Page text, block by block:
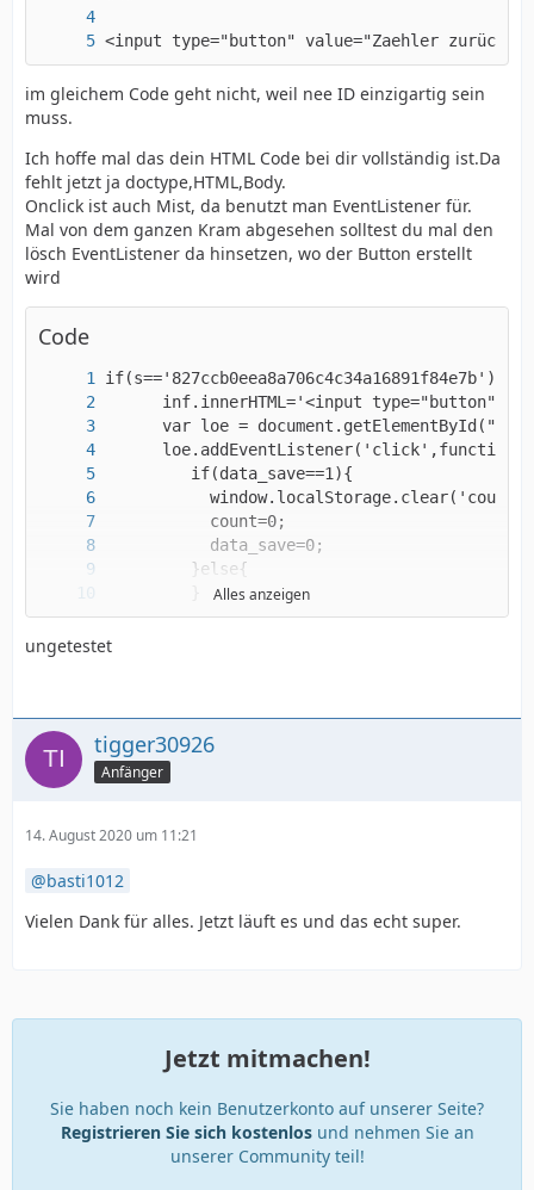
<input type="button" value="Zaehler
im gleichem Code geht nicht, weil nee ID einzigartig sein
muss.
Ich hoffe mal das dein HTML Code bei dir vollständig ist.Da
fehlt jetzt ja doctype,HTML,Body.
Onclick ist auch Mist, da benutzt man EventListener für.
Mal von dem ganzen Kram abgesehen solltest du mal den
lösch EventListener da hinsetzen, wo der Button erstellt
wird
Code
Alles anzeigen
ungetestet
tigger30926
Anfänger
14. August 2020 um 11:21
basti1012
Vielen Dank für alles. Jetzt läuft es und das echt super.
Jetzt mitmachen!
Sie haben noch kein Benutzerkonto auf unserer Seite?
Registrieren Sie sich kostenlosund nehmen Sie an
unserer Community teil!